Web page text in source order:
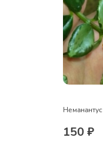
Неманантус
150 ₽